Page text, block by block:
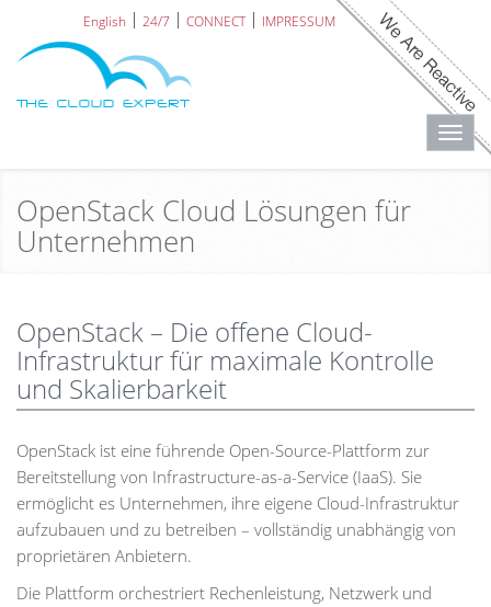
English 24/7 CONNECT IMPRESSUM
OpenStack Cloud Lösungen für
Unternehmen
OpenStack – Die offene Cloud-
Infrastruktur für maximale Kontrolle
und Skalierbarkeit
OpenStack ist eine führende Open-Source-Plattform zur
Bereitstellung von Infrastructure-as-a-Service (IaaS). Sie
ermöglicht es Unternehmen, ihre eigene Cloud-Infrastruktur
aufzubauen und zu betreiben – vollständig unabhängig von
proprietären Anbietern.
Die Plattform orchestriert Rechenleistung, Netzwerk und